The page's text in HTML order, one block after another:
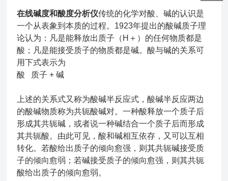
在线碱度和酸度分析仪传统的化学对酸、碱的认识是
一个从表象到本质的过程。1923年提出的酸碱质子理
论认为：凡是能释放出质子（H＋）的任何物质都是
酸；凡是能接受质子的物质都是碱。酸与碱的关系可
用下式表示为
酸 质子 + 碱
上述的关系式又称为酸碱半反应式，酸碱半反应两边
的酸碱物质称为共轭酸碱对。一种酸释放一个质子后
形成其共轭碱，或者说一种碱结合一个质子后而形成
其共轭酸。由此可见，酸和碱相互依存，又可以互相
转化。若酸给出质子的倾向愈强，则其共轭碱接受质
子的倾向愈弱；若碱接受质子的倾向愈强，则其共轭
酸给出质子的倾向愈弱。